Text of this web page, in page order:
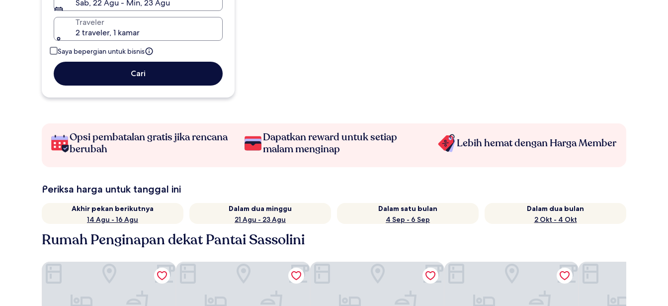
Sab, 22 Agu - Min, 23 Agu
Traveler
2 traveler, 1 kamar
Saya bepergian untuk bisnis
Cari
Opsi pembatalan gratis jika rencana
berubah
Dapatkan reward untuk setiap
malam menginap
Lebih hemat dengan Harga Member
Periksa harga untuk tanggal ini
Akhir pekan berikutnya
14 Agu - 16 Agu
Dalam dua minggu
21 Agu - 23 Agu
Dalam satu bulan
4 Sep - 6 Sep
Dalam dua bulan
2 Okt - 4 Okt
Rumah Penginapan dekat Pantai Sassolini
B&b Casa Gioconda Sunrise Guest House Bed and Breakfast La Torretta Nimar suite B&B Seros